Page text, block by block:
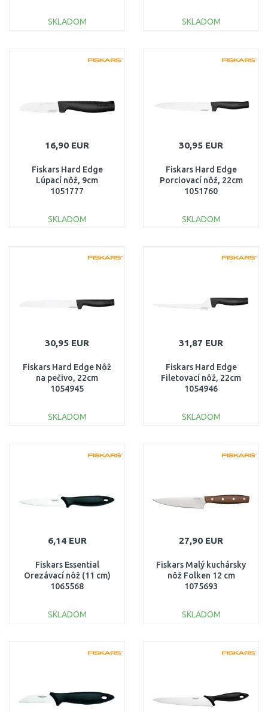
SKLADOM SKLADOM
16,90 EUR
Fiskars Hard Edge
Lúpací nôž, 9cm
1051777
SKLADOM
30,95 EUR
Fiskars Hard Edge
Porciovací nôž, 22cm
1051760
SKLADOM
30,95 EUR
Fiskars Hard Edge Nôž
na pečivo, 22cm
1054945
SKLADOM
31,87 EUR
Fiskars Hard Edge
Filetovací nôž, 22cm
1054946
SKLADOM
6,14 EUR
Fiskars Essential
Orezávací nôž (11 cm)
1065568
SKLADOM
27,90 EUR
Fiskars Malý kuchársky
nôž Folken 12 cm
1075693
SKLADOM